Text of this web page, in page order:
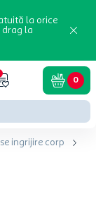
la orice
drag la
0
ingrijire corp